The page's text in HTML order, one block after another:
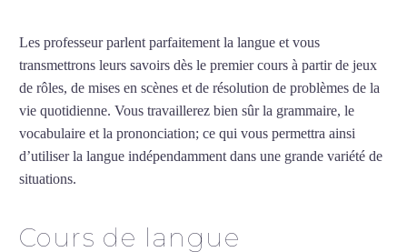
Les professeur parlent parfaitement la langue et vous
transmettrons leurs savoirs dès le premier cours à partir de jeux
de rôles, de mises en scènes et de résolution de problèmes de la
vie quotidienne. Vous travaillerez bien sûr la grammaire, le
vocabulaire et la prononciation; ce qui vous permettra ainsi
d’utiliser la langue indépendamment dans une grande variété de
situations.
Cours de langue